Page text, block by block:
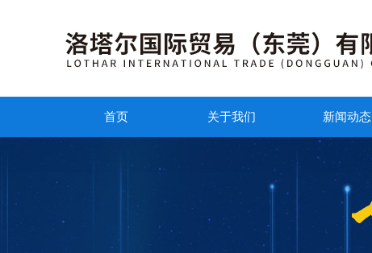
首页 关于我们 新闻动态